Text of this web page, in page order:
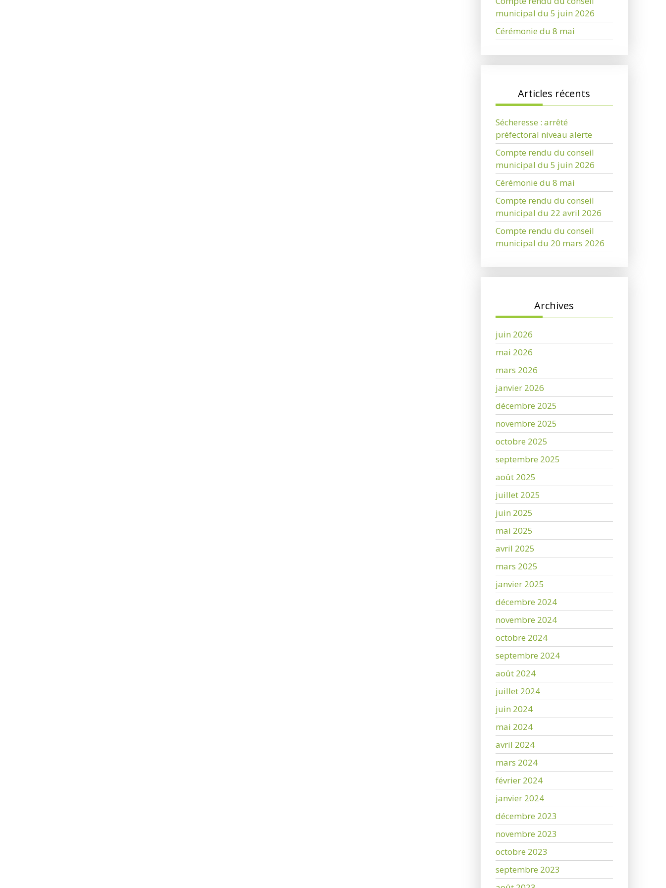
municipal du 5 juin 2026
Cérémonie du 8 mai
Articles récents
Sécheresse : arrêté
préfectoral niveau alerte
Compte rendu du conseil
municipal du 5 juin 2026
Cérémonie du 8 mai
Compte rendu du conseil
municipal du 22 avril 2026
Compte rendu du conseil
municipal du 20 mars 2026
Archives
juin 2026
mai 2026
mars 2026
janvier 2026
décembre 2025
novembre 2025
octobre 2025
septembre 2025
août 2025
juillet 2025
juin 2025
mai 2025
avril 2025
mars 2025
janvier 2025
décembre 2024
novembre 2024
octobre 2024
septembre 2024
août 2024
juillet 2024
juin 2024
mai 2024
avril 2024
mars 2024
février 2024
janvier 2024
décembre 2023
novembre 2023
octobre 2023
septembre 2023